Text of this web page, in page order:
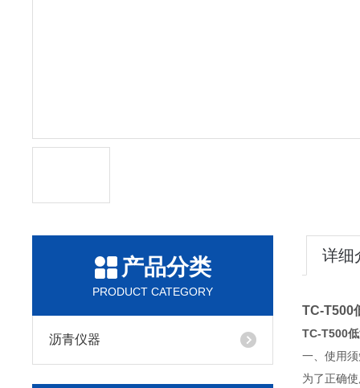
产品分类
PRODUCT CATEGORY
沥青仪器
详细
TC-T500
TC-T500
一、使用
为了正确